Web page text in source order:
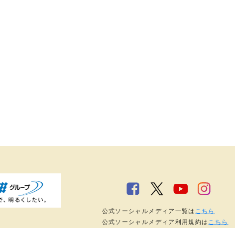
公式ソーシャルメディア一覧は こちら
公式ソーシャルメディア利用規約は こちら